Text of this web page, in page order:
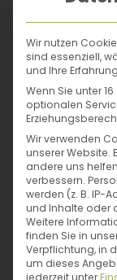
tauscht sich
Mix aus
wilder
Gemüse.
die
französische
der
kleinstem
Stadt
Eigenanbau
selbst
von den
Urban-
einen
Ihre Bühne
Großstadt
jongliert sie
Alltag: mit
Wir nutzen
sind essenziell,
und Ihre
Wenn Sie unter
optionalen
Wir verwenden
unserer Website.
andere uns
verbessern.
werden (z. B. IP-
und Inhalte oder
Weitere
finden Sie in
Verpflichtung, in
um dieses
jederzeit unter